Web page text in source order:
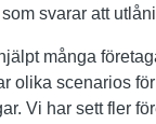
svarar att
många
olika scenarios
Vi har sett fler